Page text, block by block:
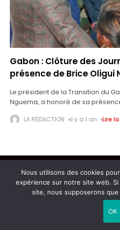
Gabon : Clôture des
présence de Brice Oligui
Le président de la Transition du
Nguema, a honoré de sa
LA RÉDACTION il y a 1 an Lire
Copyright © 2026
Nous utilisons des cookies
expérience sur notre site web.
site, nous supposerons
OK